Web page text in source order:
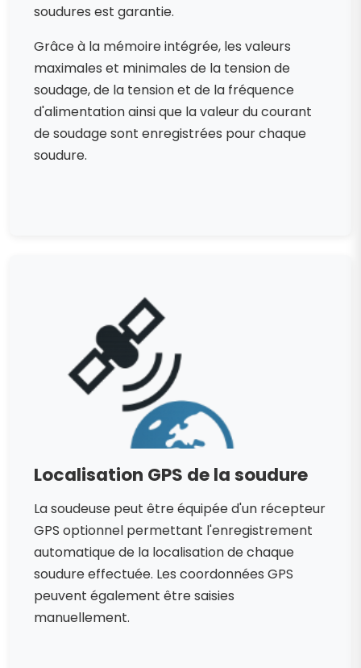
soudures est garantie.
Grâce à la mémoire intégrée, les valeurs
maximales et minimales de la tension de
soudage, de la tension et de la fréquence
d'alimentation ainsi que la valeur du courant
de soudage sont enregistrées pour chaque
soudure.
Localisation GPS de la soudure
La soudeuse peut être équipée d'un récepteur
GPS optionnel permettant l'enregistrement
automatique de la localisation de chaque
soudure effectuée. Les coordonnées GPS
peuvent également être saisies
manuellement.